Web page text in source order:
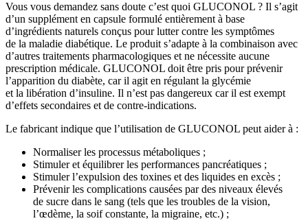
Vous vous demandez sans doute c’est quoi GLUCONOL ? Il s’agit
d’un supplément en capsule formulé entièrement à base
d’ingrédients naturels conçus pour lutter contre les symptômes
de la maladie diabétique. Le produit s’adapte à la combinaison avec
d’autres traitements pharmacologiques et ne nécessite aucune
prescription médicale. GLUCONOL doit être pris pour prévenir
l’apparition du diabète, car il agit en régulant la glycémie
et la libération d’insuline. Il n’est pas dangereux car il est exempt
d’effets secondaires et de contre-indications.
Le fabricant indique que l’utilisation de GLUCONOL peut aider à :
Normaliser les processus métaboliques ;
Stimuler et équilibrer les performances pancréatiques ;
Stimuler l’expulsion des toxines et des liquides en excès ;
Prévenir les complications causées par des niveaux élevés
de sucre dans le sang (tels que les troubles de la vision,
l’œdème, la soif constante, la migraine, etc.) ;